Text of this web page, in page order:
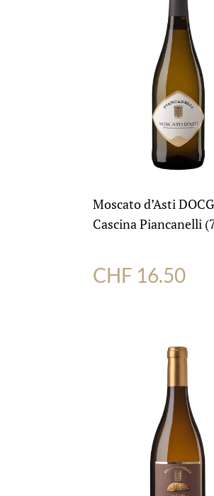
Moscato d’Asti
Cascina Piancanelli
CHF 16.50